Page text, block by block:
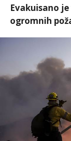
Evakuisano
ogromnih